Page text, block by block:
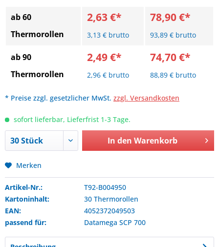
ab 60
Thermorollen
2,63 €*
3,13 € brutto
78,90 €*
93,89 € brutto
ab 90
Thermorollen
2,49 €*
2,96 € brutto
74,70 €*
88,89 € brutto
* Preise zzgl. gesetzlicher MwSt. zzgl. Versandkosten
sofort lieferbar, Lieferfrist 1-3 Tage.
In den Warenkorb
Merken
Artikel-Nr.:
T92-B004950
Kartoninhalt:
30 Thermorollen
EAN:
4052372049503
passend für:
Datamega SCP 700